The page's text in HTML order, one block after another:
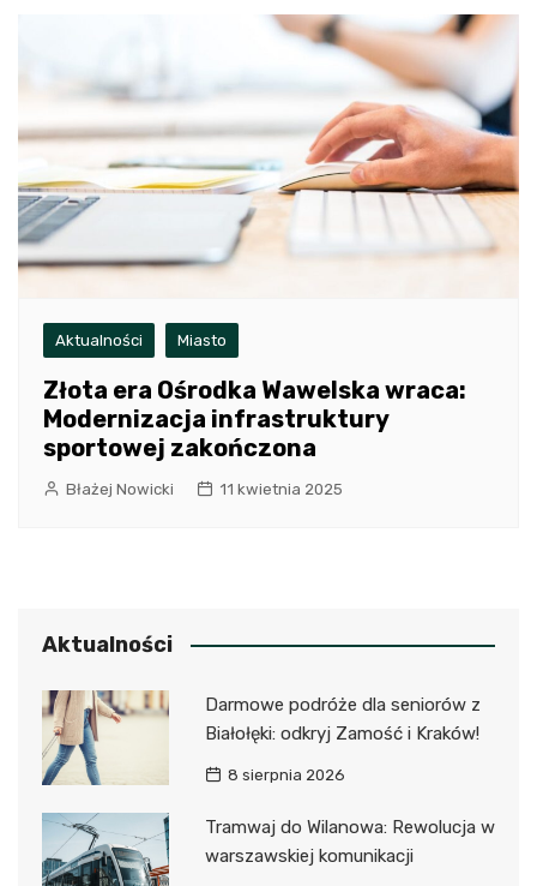
Aktualności Miasto
Złota era Ośrodka Wawelska wraca:
Modernizacja infrastruktury
sportowej zakończona
Błażej Nowicki 11 kwietnia 2025
Aktualności
Darmowe podróże dla seniorów z
Białołęki: odkryj Zamość i Kraków!
8 sierpnia 2026
Tramwaj do Wilanowa: Rewolucja w
warszawskiej komunikacji